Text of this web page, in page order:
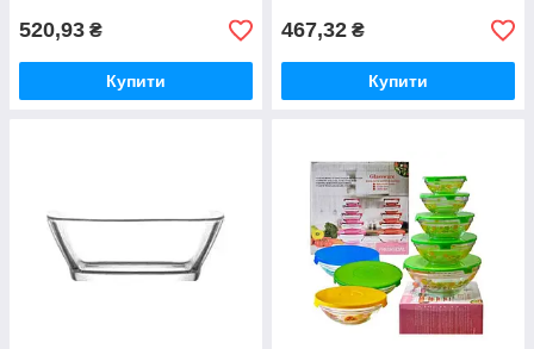
520,93 ₴
Купити
467,32 ₴
Купити